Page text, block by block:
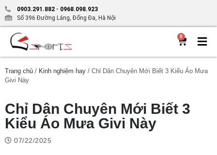
0903.291.882 - 0968.098.923
Số 396 Đường Láng, Đống Đa, Hà Nội
0
Trang chủ / Kinh nghiệm hay / Chỉ Dân Chuyên Mới Biết 3 Kiểu Áo Mưa
Givi Này
Chỉ Dân Chuyên Mới Biết 3
Kiểu Áo Mưa Givi Này
07/22/2025